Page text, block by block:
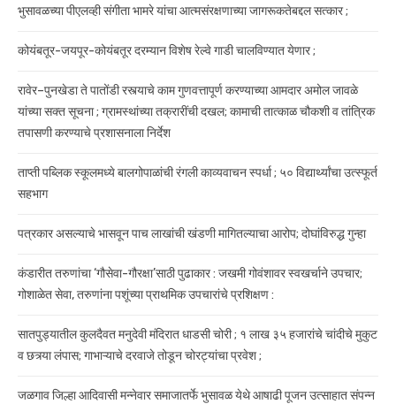
भुसावळच्या पीएलव्ही संगीता भामरे यांचा आत्मसंरक्षणाच्या जागरूकतेबद्दल सत्कार ;
कोयंबतूर-जयपूर-कोयंबतूर दरम्यान विशेष रेल्वे गाडी चालविण्यात येणार ;
रावेर–पुनखेडा ते पातोंडी रस्त्याचे काम गुणवत्तापूर्ण करण्याच्या आमदार अमोल जावळे
यांच्या सक्त सूचना ; ग्रामस्थांच्या तक्रारींची दखल; कामाची तात्काळ चौकशी व तांत्रिक
तपासणी करण्याचे प्रशासनाला निर्देश
ताप्ती पब्लिक स्कूलमध्ये बालगोपाळांची रंगली काव्यवाचन स्पर्धा ; ५० विद्यार्थ्यांचा उत्स्फूर्त
सहभाग
पत्रकार असल्याचे भासवून पाच लाखांची खंडणी मागितल्याचा आरोप; दोघांविरुद्ध गुन्हा
कंडारीत तरुणांचा ‘गौसेवा-गौरक्षा’साठी पुढाकार : जखमी गोवंशावर स्वखर्चाने उपचार;
गोशाळेत सेवा, तरुणांना पशूंच्या प्राथमिक उपचारांचे प्रशिक्षण :
सातपुड्यातील कुलदैवत मनुदेवी मंदिरात धाडसी चोरी ; १ लाख ३५ हजारांचे चांदीचे मुकुट
व छत्र्या लंपास; गाभाऱ्याचे दरवाजे तोडून चोरट्यांचा प्रवेश ;
जळगाव जिल्हा आदिवासी मन्नेवार समाजातर्फे भुसावळ येथे आषाढी पूजन उत्साहात संपन्न